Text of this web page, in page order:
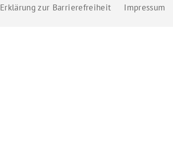
Erklärung zur Barrierefreiheit Impressum